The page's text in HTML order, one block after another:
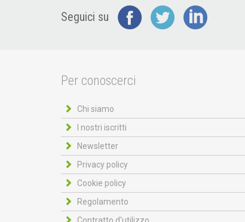
Seguici su
Per conoscerci
Chi siamo
I nostri iscritti
Newsletter
Privacy policy
Cookie policy
Regolamento